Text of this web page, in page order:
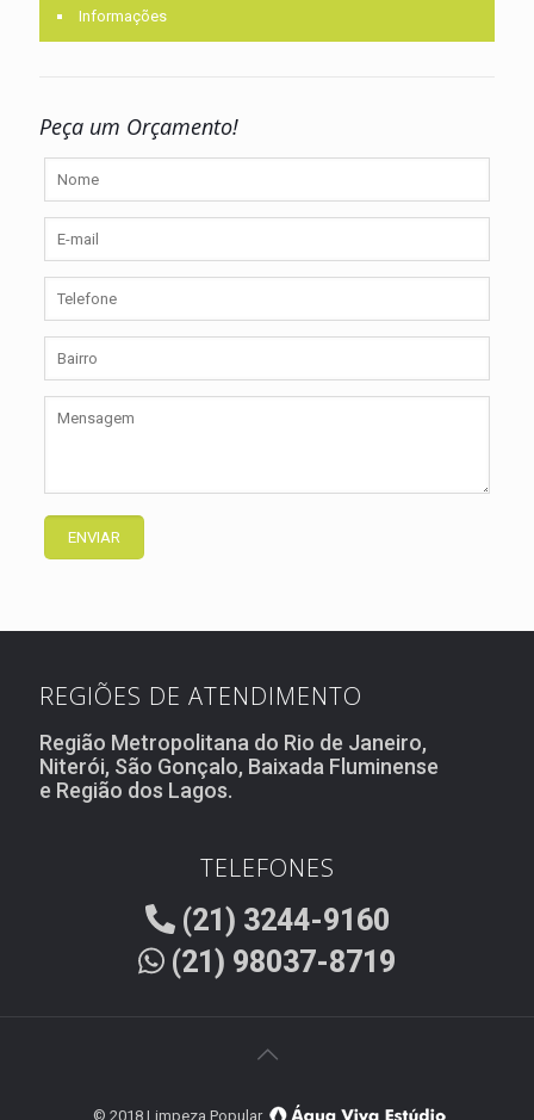
Informações
Peça um Orçamento!
REGIÕES DE ATENDIMENTO
Região Metropolitana do Rio de Janeiro,
Niterói, São Gonçalo, Baixada Fluminense
e Região dos Lagos.
TELEFONES
(21) 3244-9160
(21) 98037-8719
© 2018 Limpeza Popular